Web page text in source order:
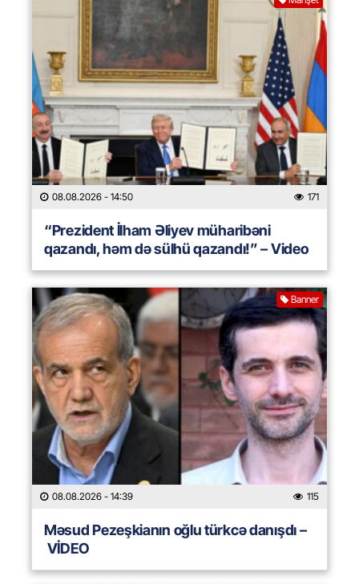
08.08.2026 - 14:50 171
“Prezident İlham Əliyev müharibəni
qazandı, həm də sülhü qazandı!” – Video
Banner
08.08.2026 - 14:39 115
Məsud Pezeşkianın oğlu türkcə danışdı –
VİDEO